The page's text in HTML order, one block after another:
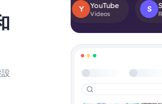
Reviews
YouTube
Videos
Search
Results